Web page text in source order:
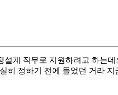
계 직무로 지원하려고 하는
정하기 전에 들었던 거라